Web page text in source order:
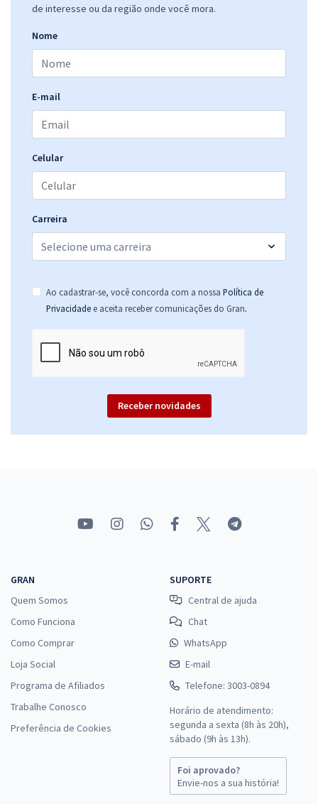
de interesse ou da região onde você mora.
Nome
E-mail
Celular
Carreira
Ao cadastrar-se, você concorda com a nossa Política de
Privacidade e aceita receber comunicações do Gran.
Receber novidades
GRAN
Quem Somos
Como Funciona
Como Comprar
Loja Social
Programa de Afiliados
Trabalhe Conosco
Preferência de Cookies
SUPORTE
Central de ajuda
Chat
WhatsApp
E-mail
Telefone: 3003-0894
Horário de atendimento:
segunda a sexta (8h às 20h),
sábado (9h às 13h).
Foi aprovado?
Envie-nos a sua história!